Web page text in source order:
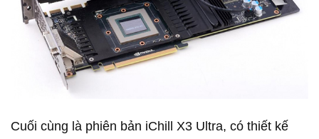
Cuối cùng là phiên bản iChill X3 Ultra, có thiết kế